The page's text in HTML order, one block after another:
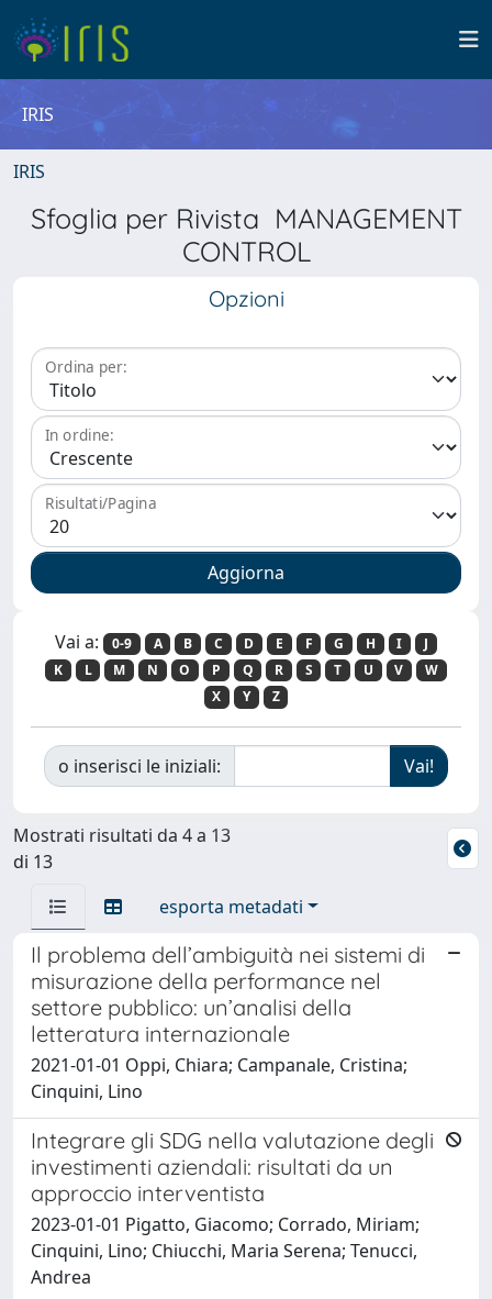
IRIS
IRIS
Sfoglia per Rivista MANAGEMENT
CONTROL
Opzioni
Ordina per:
In ordine:
Risultati/Pagina
Vai a: 0-9 A B C D E F G H I
J
K
L M N O P Q R S T U V
W
X
Y Z
o inserisci le iniziali:
Mostrati risultati da 4 a 13
di 13
esporta metadati
Il problema dell’ambiguità nei sistemi di
misurazione della performance nel
settore pubblico: un’analisi della
letteratura internazionale
2021-01-01 Oppi, Chiara; Campanale, Cristina;
Cinquini, Lino
Integrare gli SDG nella valutazione degli
investimenti aziendali: risultati da un
approccio interventista
2023-01-01 Pigatto, Giacomo; Corrado, Miriam;
Cinquini, Lino; Chiucchi, Maria Serena; Tenucci,
Andrea